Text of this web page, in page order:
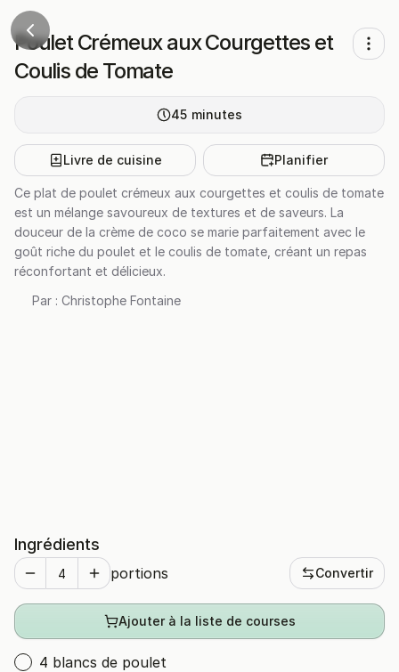
Poulet Crémeux aux Courgettes et
Coulis de Tomate
45 minutes
Livre de cuisine Planifier
Ce plat de poulet crémeux aux courgettes et coulis de tomate
est un mélange savoureux de textures et de saveurs. La
douceur de la crème de coco se marie parfaitement avec le
goût riche du poulet et le coulis de tomate, créant un repas
réconfortant et délicieux.
Par : Christophe Fontaine
Ingrédients
portions Convertir
Ajouter à la liste de courses
4 blancs de poulet